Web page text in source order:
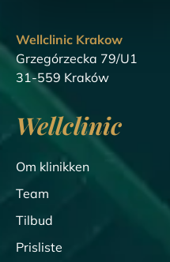
Wellclinic Krakow
Grzegórzecka 79/U1
31-559 Kraków
Wellclinic
Om klinikken
Team
Tilbud
Prisliste